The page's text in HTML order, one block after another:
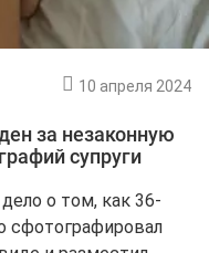
10 апреля 2024
за незаконную
супруги
о том, как 36-
сфотографировал